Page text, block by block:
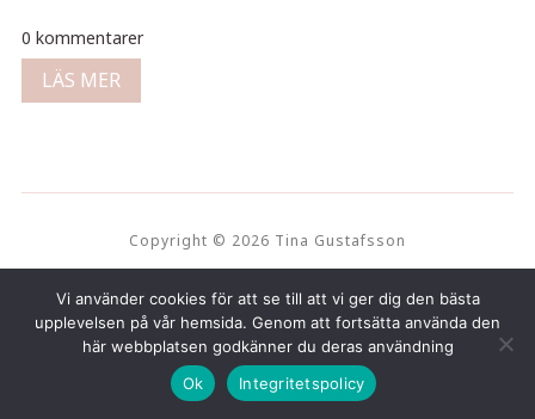
0 kommentarer
LÄS MER
Copyright © 2026 Tina Gustafsson
Vi använder cookies för att se till att vi ger dig den bästa
upplevelsen på vår hemsida. Genom att fortsätta använda den
här webbplatsen godkänner du deras användning
Ok
Integritetspolicy